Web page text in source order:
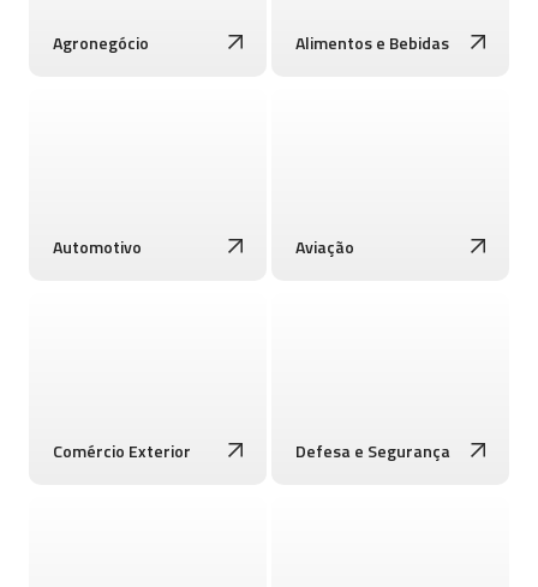
Agronegócio Alimentos e Bebidas
Automotivo Aviação
Comércio Exterior Defesa e Segurança